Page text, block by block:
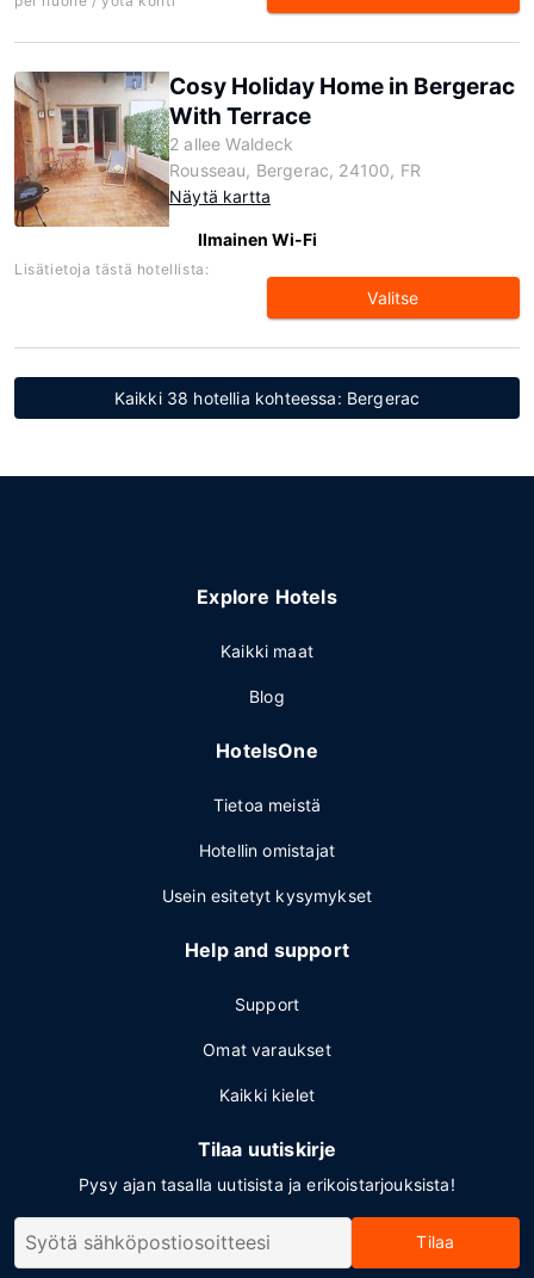
Cosy Holiday Home in Bergerac
With Terrace
2 allee Waldeck
Rousseau, Bergerac, 24100, FR
Näytä kartta
Ilmainen Wi-Fi
Lisätietoja tästä hotellista:
Valitse
Kaikki 38 hotellia kohteessa: Bergerac
Explore Hotels
Kaikki maat
Blog
HotelsOne
Tietoa meistä
Hotellin omistajat
Usein esitetyt kysymykset
Help and support
Support
Omat varaukset
Kaikki kielet
Tilaa uutiskirje
Pysy ajan tasalla uutisista ja erikoistarjouksista!
Tilaa